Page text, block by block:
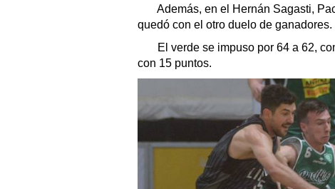
Además, en el Hernán Sagasti,
quedó con el otro duelo de ganadores.
El verde se impuso por 64 a 62,
con 15 puntos.